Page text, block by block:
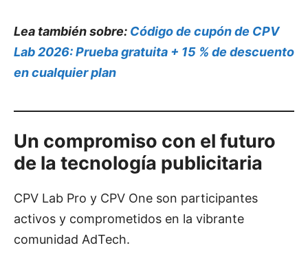
Lea también sobre: Código de cupón de CPV
Lab 2026: Prueba gratuita + 15 % de descuento
en cualquier plan
Un compromiso con el futuro
de la tecnología publicitaria
CPV Lab Pro y CPV One son participantes
activos y comprometidos en la vibrante
comunidad AdTech.